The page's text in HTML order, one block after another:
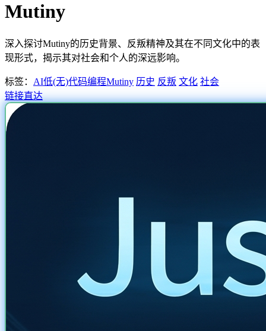
Mutiny
深入探讨Mutiny的历史背景、反叛精神及其在不同文化中的表
现形式，揭示其对社会和个人的深远影响。
标签： AI低(无)代码编程Mutiny 历史 反叛 文化 社会
链接直达